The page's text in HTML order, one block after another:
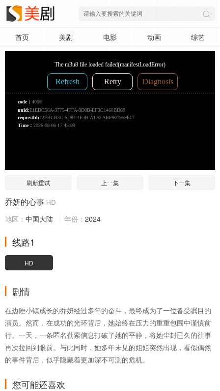
首页 美剧 电影 动画 综艺
刷新重试 上一集 下一集
乔妍的心事 HD
地区： 中国大陆 年份： 2024
线路1
HD
剧情
在边陲小镇成长的乔妍经过多年的奋斗，最终成为了一位备受瞩目的
演员。然而，在成功的光环背后，她始终在压力的重重包围中谨慎前
行。一天，一条匿名勒索信息打破了她的平静，将她尘封已久的往事
再次拉回到眼前。与此同时，她多年未见的姐姐突然出现，看似偶然
的事件背后，似乎隐藏着更加深不可测的危机。
您可能还喜欢